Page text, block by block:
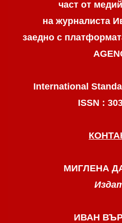
част от
на журналиста
заедно с
International
ISSN :
МИГЛЕНА
ИВАН